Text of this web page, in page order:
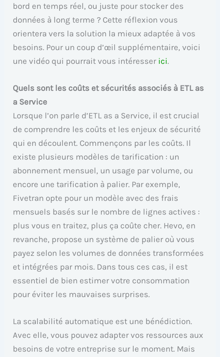
bord en temps réel, ou juste pour stocker des
données à long terme ? Cette réflexion vous
orientera vers la solution la mieux adaptée à vos
besoins. Pour un coup d’œil supplémentaire, voici
une vidéo qui pourrait vous intéresser ici.
Quels sont les coûts et sécurités associés à ETL as
a Service
Lorsque l’on parle d’ETL as a Service, il est crucial
de comprendre les coûts et les enjeux de sécurité
qui en découlent. Commençons par les coûts. Il
existe plusieurs modèles de tarification : un
abonnement mensuel, un usage par volume, ou
encore une tarification à palier. Par exemple,
Fivetran opte pour un modèle avec des frais
mensuels basés sur le nombre de lignes actives :
plus vous en traitez, plus ça coûte cher. Hevo, en
revanche, propose un système de palier où vous
payez selon les volumes de données transformées
et intégrées par mois. Dans tous ces cas, il est
essentiel de bien estimer votre consommation
pour éviter les mauvaises surprises.
La scalabilité automatique est une bénédiction.
Avec elle, vous pouvez adapter vos ressources aux
besoins de votre entreprise sur le moment. Mais